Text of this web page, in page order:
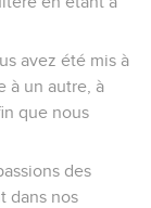
avez été mis à
à un autre, à
que nous
des
dans nos